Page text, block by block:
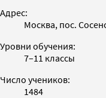
Адрес:
Москва, пос.
Уровни обучения:
7–11 классы
Число учеников:
1484